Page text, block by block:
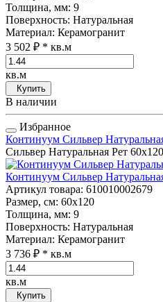
Толщина, мм: 9
Поверхность: Натуральная
Материал: Керамогранит
3 502 ₽ * кв.м
кв.м
Купить
В наличии
Избранное
Континуум Сильвер
Сильвер Натуральная Рет 60x120
Континуум Сильвер
Артикул товара: 610010002679
Размер, см: 60x120
Толщина, мм: 9
Поверхность: Натуральная
Материал: Керамогранит
3 736 ₽ * кв.м
кв.м
Купить